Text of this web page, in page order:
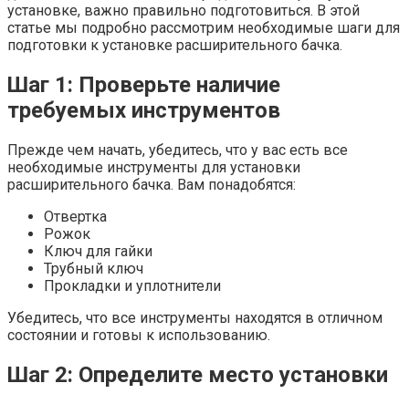
установке, важно правильно подготовиться. В этой
статье мы подробно рассмотрим необходимые шаги для
подготовки к установке расширительного бачка.
Шаг 1: Проверьте наличие
требуемых инструментов
Прежде чем начать, убедитесь, что у вас есть все
необходимые инструменты для установки
расширительного бачка. Вам понадобятся:
Отвертка
Рожок
Ключ для гайки
Трубный ключ
Прокладки и уплотнители
Убедитесь, что все инструменты находятся в отличном
состоянии и готовы к использованию.
Шаг 2: Определите место установки